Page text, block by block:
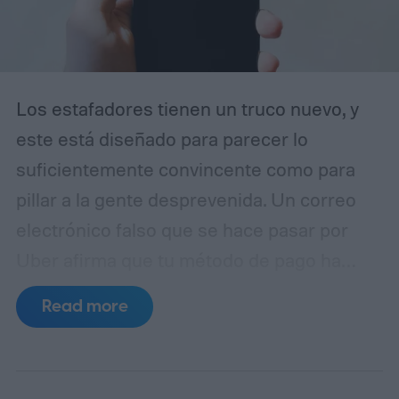
Los estafadores tienen un truco nuevo, y
este está diseñado para parecer lo
suficientemente convincente como para
pillar a la gente desprevenida. Un correo
caducado y te insta a actualizar tus datos
de facturación inmediatamente. A simple
Read more